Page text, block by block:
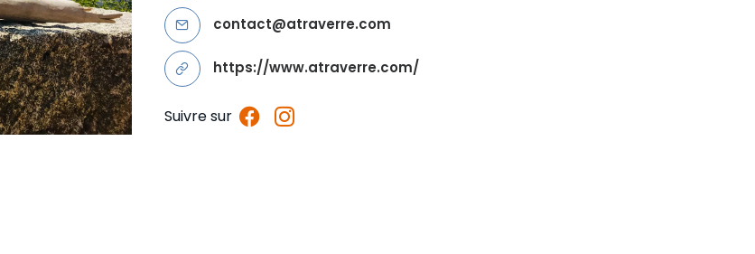
contact@atraverre.com
https://www.atraverre.com/
Suivre sur